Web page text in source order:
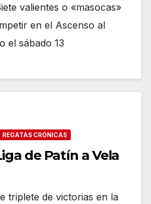
valientes o «masocas»
en el Ascenso al
el sábado 13
REGATAS CRÓNICAS
de Patín a Vela
triplete de victorias en la